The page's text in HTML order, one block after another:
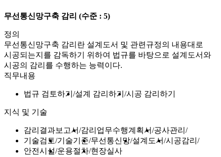
무선통신망구축 감리 (수준 : 5)
정의
무선통신망구축 감리란 설계도서 및 관련규정의 내용대로
시공되는지를 감독하기 위하여 법규를 바탕으로 설계도서와
시공의 감리를 수행하는 능력이다.
직무내용
법규 검토하기 설계 감리하기 시공 감리하기
지식 및 기술
감리결과보고서 감리업무수행계획서 공사관리
기술검토 기술기준 무선통신망 설계도서 시공감리
안전시설 운용절차 현장실사